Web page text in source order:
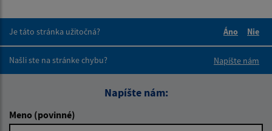
Je táto stránka užitočná?
Áno
Nie
Našli ste na stránke chybu?
Napíšte nám
Napíšte nám:
Meno (povinné)